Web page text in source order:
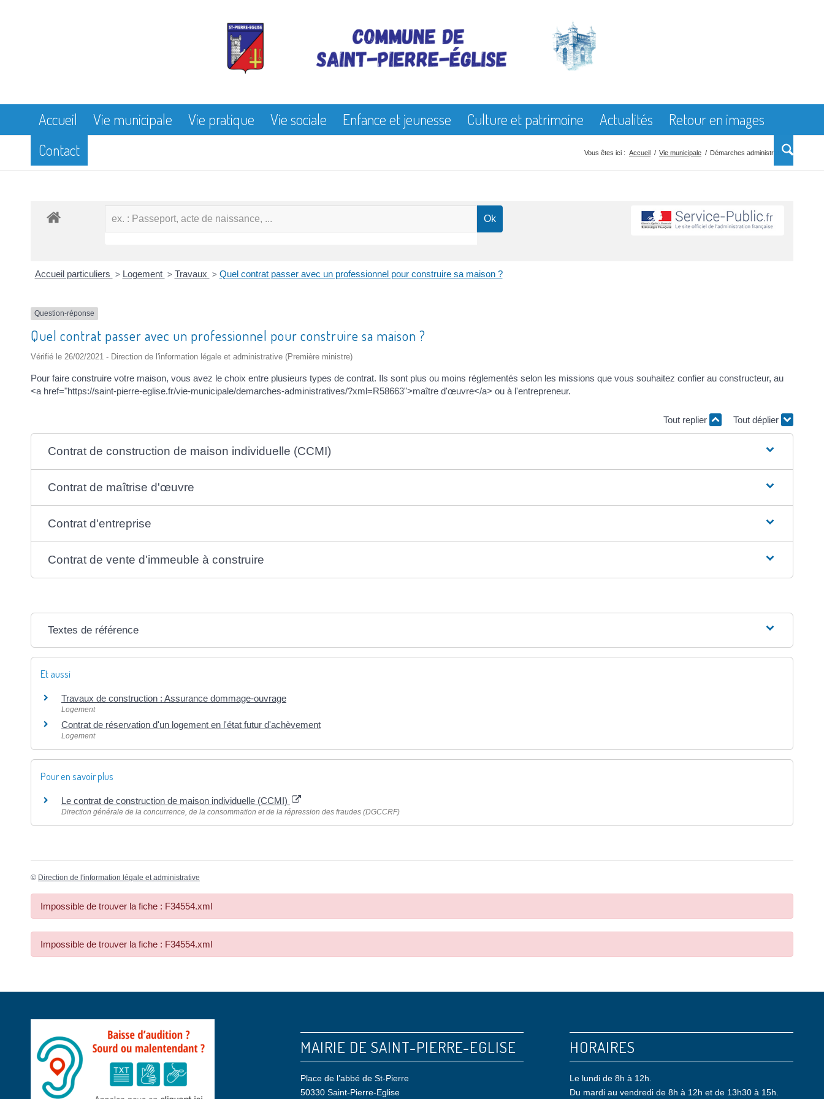
Accueil Vie municipale Vie pratique Vie sociale Enfance et jeunesse Culture et patrimoine Actualités
Retour en images
Contact
Vous êtes ici : Accueil / Vie municipale / Démarches administratives
Accueil particuliers > Logement > Travaux > Quel contrat passer avec un professionnel pour construire sa maison ?
Question-réponse
Quel contrat passer avec un professionnel pour construire sa maison ?
Vérifié le 26/02/2021 - Direction de l'information légale et administrative (Première ministre)
Pour faire construire votre maison, vous avez le choix entre plusieurs types de contrat. Ils sont plus ou moins réglementés selon les missions que vous souhaitez confier au constructeur, au
<a href="https://saint-pierre-eglise.fr/vie-municipale/demarches-administratives/?xml=R58663">maître d'œuvre</a> ou à l'entrepreneur.
Tout replier Tout déplier
Contrat de construction de maison individuelle (CCMI)
Contrat de maîtrise d'œuvre
Contrat d'entreprise
Contrat de vente d'immeuble à construire
Textes de référence
Et aussi
Travaux de construction : Assurance dommage-ouvrage
Logement
Contrat de réservation d'un logement en l'état futur d'achèvement
Logement
Pour en savoir plus
Le contrat de construction de maison individuelle (CCMI)
Direction générale de la concurrence, de la consommation et de la répression des fraudes (DGCCRF)
© Direction de l'information légale et administrative
Impossible de trouver la fiche : F34554.xml
Impossible de trouver la fiche : F34554.xml
MAIRIE DE SAINT-PIERRE-EGLISE
Place de l’abbé de St-Pierre
50330 Saint-Pierre-Eglise
HORAIRES
Le lundi de 8h à 12h.
Du mardi au vendredi de 8h à 12h et de 13h30 à 15h.